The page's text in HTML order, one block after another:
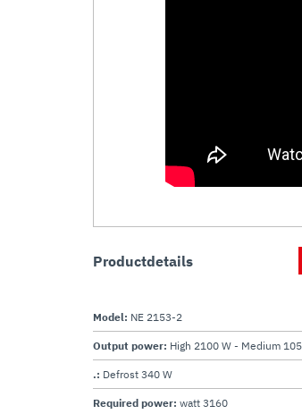
Productdetails
Model: NE 2153-2
Output power: High 2100 W - Medium
.: Defrost 340 W
Required power: watt 3160